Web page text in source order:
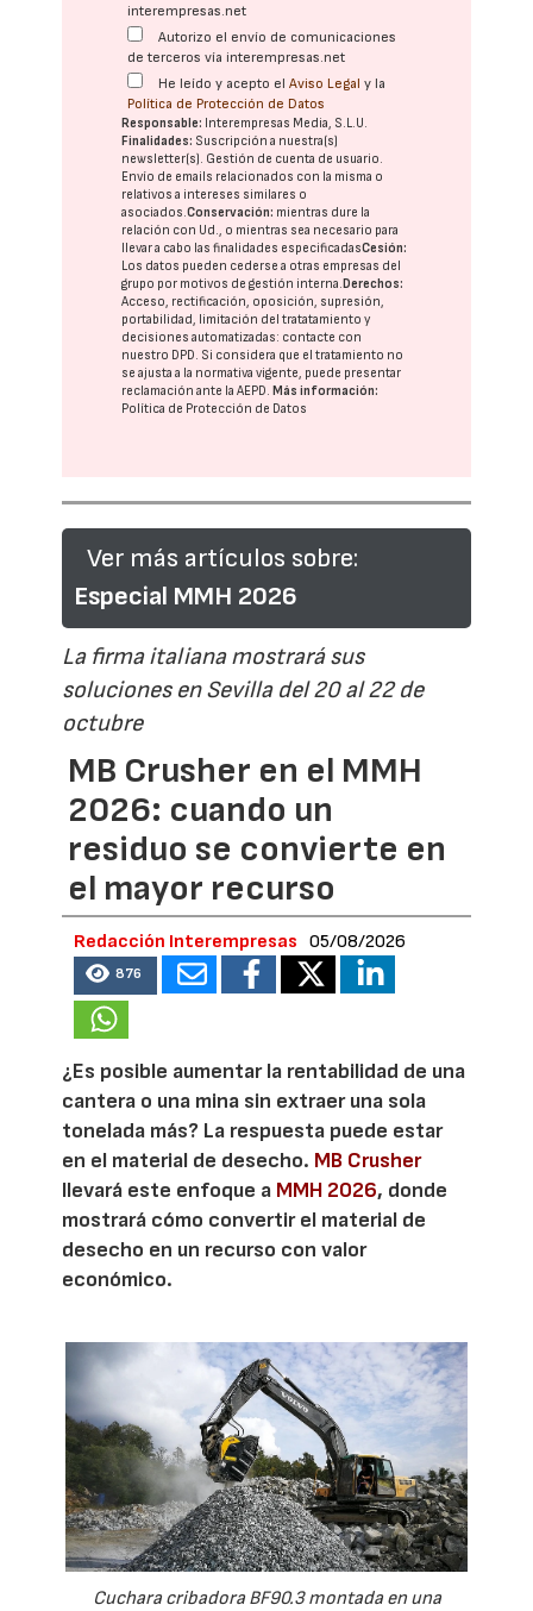
interempresas.net
Autorizo el envío de comunicaciones
de terceros vía interempresas.net
He leído y acepto elAviso Legal y la
Política de Protección de Datos
Responsable: Interempresas Media, S.L.U.
Finalidades: Suscripción a nuestra(s)
newsletter(s). Gestión de cuenta de usuario.
Envío de emails relacionados con la misma o
relativos a intereses similares o
asociados.Conservación: mientras dure la
relación con Ud., o mientras sea necesario para
llevar a cabo las finalidades especificadasCesión:
Los datos pueden cederse a otras empresas del
grupo por motivos de gestión interna.Derechos:
Acceso, rectificación, oposición, supresión,
portabilidad, limitación del tratatamiento y
decisiones automatizadas: contacte con
nuestro DPD . Si considera que el tratamiento no
se ajusta a la normativa vigente, puede presentar
reclamación ante laAEPD .Más información:
Política de Protección de Datos
Ver más artículos sobre:
Especial MMH 2026
La firma italiana mostrará sus
soluciones en Sevilla del 20 al 22 de
octubre
MB Crusher en el MMH
2026: cuando un
residuo se convierte en
el mayor recurso
Redacción Interempresas 05/08/2026
876
¿Es posible aumentar la rentabilidad de una
cantera o una mina sin extraer una sola
tonelada más? La respuesta puede estar
en el material de desecho. MB Crusher
llevará este enfoque a MMH 2026, donde
mostrará cómo convertir el material de
desecho en un recurso con valor
económico.
Cuchara cribadora BF90.3 montada en una